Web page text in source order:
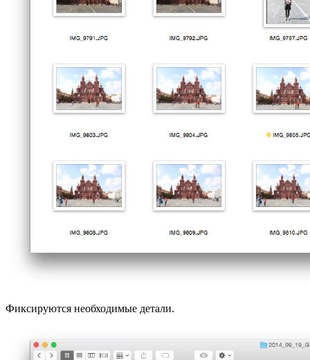
Фиксируются необходимые детали.